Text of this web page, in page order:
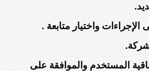
الإجراءات واختيار متابعة .
المستخدم والموافقة على